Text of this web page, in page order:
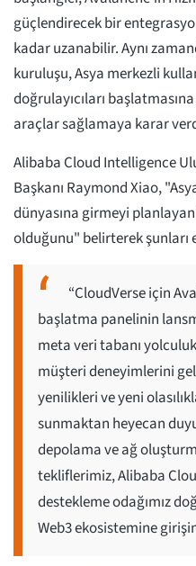
güçlendirecek bir
kadar uzanabilir. Aynı
kuruluşu, Asya merkezli
doğrulayıcıları
araçlar sağlamaya karar
Alibaba Cloud Intelligence
Başkanı Raymond Xiao,
dünyasına girmeyi
olduğunu" belirterek şunları
“CloudVerse için
başlatma panelinin
meta veri tabanı
müşteri deneyimlerini
yenilikleri ve yeni
sunmaktan heyecan
depolama ve ağ
tekliflerimiz, Alibaba
destekleme odağımız
Web3 ekosistemine